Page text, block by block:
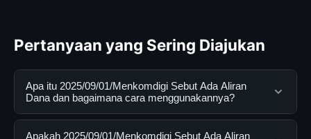
Pertanyaan yang Sering Diajukan
Apa itu 2025/09/01/Menkomdigi Sebut Ada Aliran
Dana dan bagaimana cara menggunakannya?
2025/09/01/Menkomdigi Sebut Ada Aliran Dana adalah
Apakah 2025/09/01/Menkomdigi Sebut Ada Aliran